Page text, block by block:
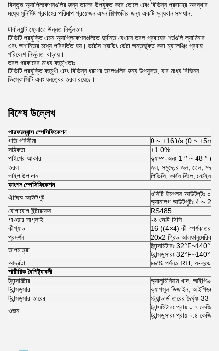
বিস্তৃত অ্যাপ্লিকেশনগুলির জন্য তাদের উপযুক্ত করে তোলে এবং বিভিন্ন প্রবাহের অবস্থার
মধ্যে সুনির্দিষ্ট প্রবাহের পরিমাপ প্রয়োজন এমন শিল্পগুলির জন্য একটি মূল্যবান সমাধান.
টার্বাল্যান্ট ফ্লোতে উন্নত নির্ভুলতাঃ
টিভিটি প্রযুক্তি এমন অ্যাপ্লিকেশনগুলিতে দুর্দান্ত যেখানে তরল প্রবাহের শর্তগুলি ল্যামিনার
এবং অশান্তির মধ্যে পরিবর্তিত হয়। ভর্টেক্স শ্যাডিং ডেটা অন্তর্ভুক্ত করা চ্যালেঞ্জিং প্রবাহ
পরিবেশে নির্ভুলতা বাড়ায়।
তরল প্রকারের মধ্যে বহুমুখিতাঃ
টিভিটি প্রযুক্তি বহুমুখী এবং বিভিন্ন ধরণের তরলগুলির জন্য উপযুক্ত, যার মধ্যে বিভিন্ন
ভিস্কোসিটি এবং ঘনত্বের তরল রয়েছে।
বিশেষ উল্লেখ
পারফরম্যান্স স্পেসিফিকেশন
গতি পরিসীমা
0 ~ ±16ft/s (0 ~ ±5m/
সঠিকতা
±1.0%
পাইপের আকার
ক্ল্যাম্প-অনঃ 1 ′′ ~ 48 ′′
তরল
জল, সমুদ্রের জল, তেল, মদ...
পাইপ উপাদান
পিভিসি, কার্বন স্টিল,
ফাংশন স্পেসিফিকেশন
ঐচ্ছিক আউটপুট
ওসিটি ইমপলস আউটপুটঃ ০-
অ্যানালগ আউটপুটঃ 4 ~
যোগাযোগ ইন্টারফেস
RS485
পাওয়ার সাপ্লাই
২৪ ভোল্ট ডিসি
কীপ্যাড
16 ((4×4) কী স্পর্শকাতর কর্ম
প্রদর্শন
20x2 গ্রিড আলফানুমেরিক,
তাপমাত্রা
ট্রান্সমিটারঃ
ট্রান্সডুসারঃ
আর্দ্রতা
৯৯% পর্যন্ত RH, অ-
শারীরিক বৈশিষ্ট্যাবলী
ট্রান্সমিটার
অ্যালুমিনিয়াম খাদ, আইপি৬৫।
ট্রান্সডুসার
ক্যাপসুল ডিজাইন, আইপি৬৮।
ট্রান্সডুসার তারের
স্ট্যান্ডার্ড তারের দৈর্ঘ্যঃ 33
ওজন
ট্রান্সমিটারঃ প্রায় ০.৭ কেজি;
ট্রান্সডুসারঃ প্রায় ০.৪ কেজি